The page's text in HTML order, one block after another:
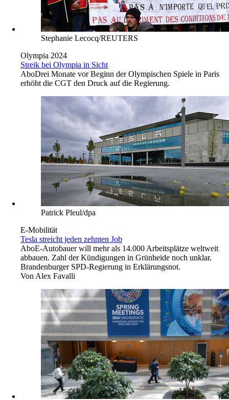
Stephanie Lecocq/REUTERS
Olympia 2024
Streik bei Olympia in Sicht
AboDrei Monate vor Beginn der Olympischen Spiele in Paris
erhöht die CGT den Druck auf die Regierung.
Patrick Pleul/dpa
E-Mobilität
Tesla streicht jeden zehnten Job
AboE-Autobauer will mehr als 14.000 Arbeitsplätze weltweit
abbauen. Zahl der Kündigungen in Grünheide noch unklar.
Brandenburger SPD-Regierung in Erklärungsnot.
Von Alex Favalli